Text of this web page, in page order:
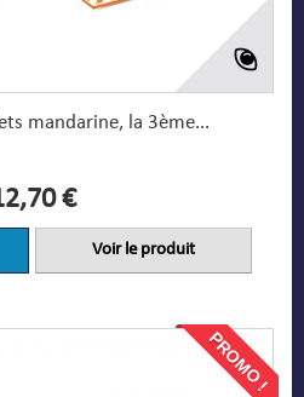
mandarine, la 3ème...
€
Voir le produit
PROMO !